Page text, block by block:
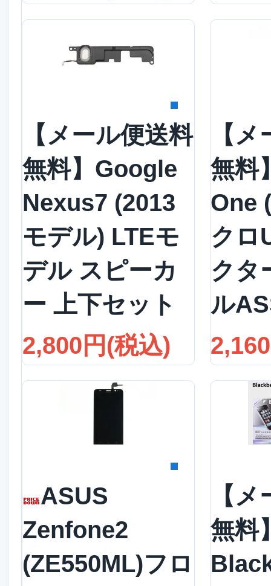
【メール便送料
無料】Google
Nexus7 (2013
モデル) LTEモ
デル スピーカ
ー 上下セット
2,800円(税込)
【
無料
One
クロ
クタ
ル
ASUS
Zenfone2
(ZE550ML)フロ
【
無料